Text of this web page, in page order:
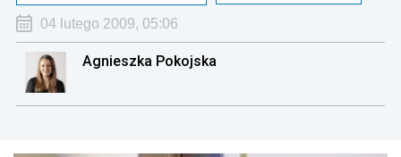
04 lutego 2009, 05:06
Agnieszka Pokojska